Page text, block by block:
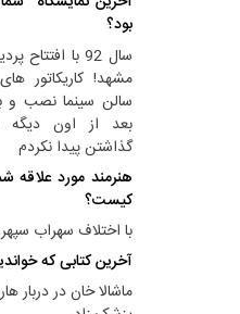
بود؟
سال 92 با
مشهد! کاریکاتور
سالن سینما نصب و
بعد از اون دیگه
گذاشتن پیدا نکردم
هنرمند مورد علاقه
کیست؟
با اختلاف سهراب
آخرین کتابی که
ماشالا خان در دربار